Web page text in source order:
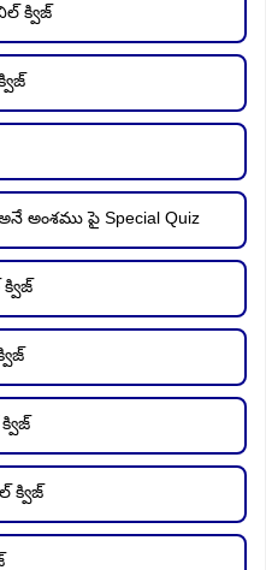
క్విజ్
అంశము పై Special Quiz
క్విజ్